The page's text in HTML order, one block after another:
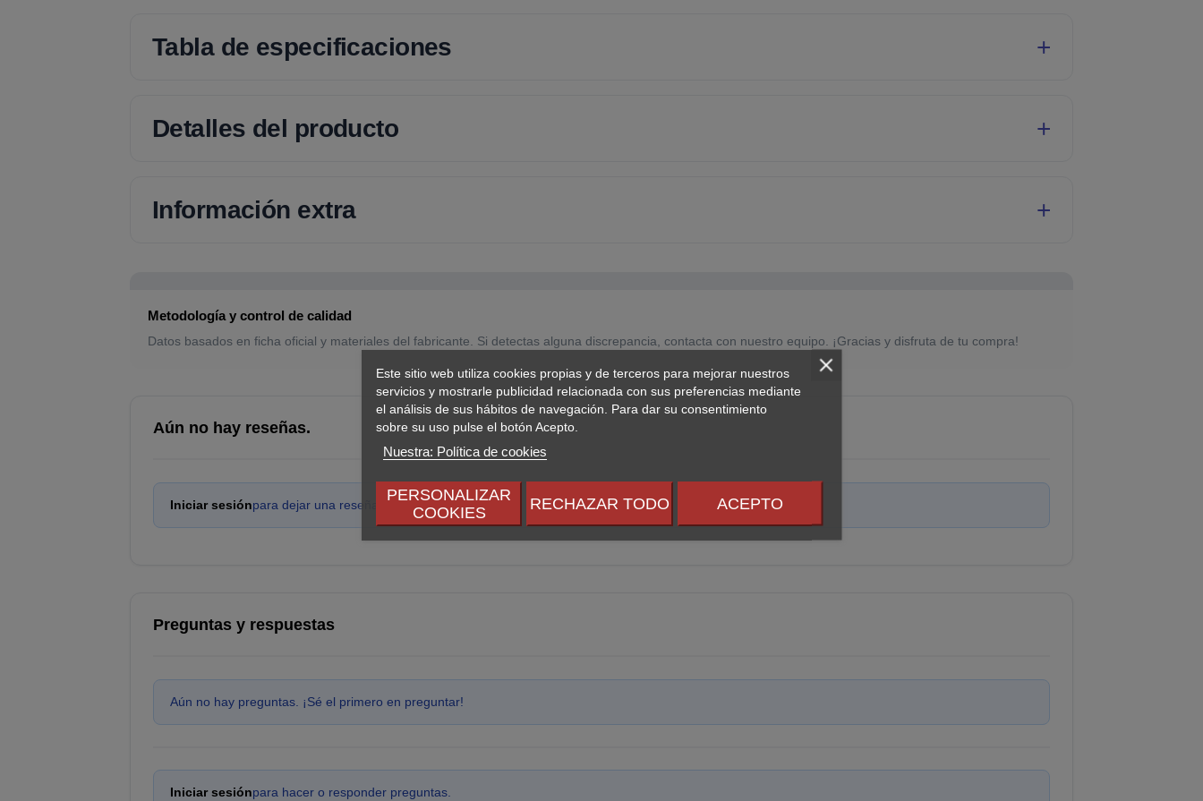
Este sitio web utiliza cookies propias y de terceros para mejorar nuestros
servicios y mostrarle publicidad relacionada con sus preferencias mediante
el análisis de sus hábitos de navegación. Para dar su consentimiento
sobre su uso pulse el botón Acepto.
Nuestra: Política de cookies
PERSONALIZAR
COOKIES
RECHAZAR TODO ACEPTO
Tabla de especificaciones
Detalles del producto
Información extra
Metodología y control de calidad
Datos basados en ficha oficial y materiales del fabricante. Si detectas alguna discrepancia, contacta con nuestro equipo. ¡Gracias y disfruta de tu compra!
Aún no hay reseñas.
Iniciar sesiónpara dejar una reseña.
Preguntas y respuestas
Aún no hay preguntas. ¡Sé el primero en preguntar!
Iniciar sesiónpara hacer o responder preguntas.